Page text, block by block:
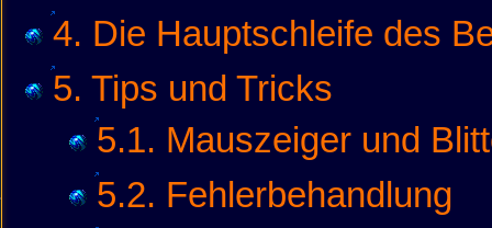
4. Die Hauptschleife des
5. Tips und Tricks
5.1. Mauszeiger und
5.2. Fehlerbehandlung